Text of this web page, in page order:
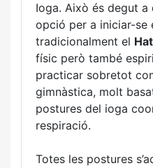
Ioga. Això és degut
opció per a iniciar-se
tradicionalment el
físic però també
practicar sobretot
gimnàstica, molt
postures del ioga
respiració.
Totes les postures